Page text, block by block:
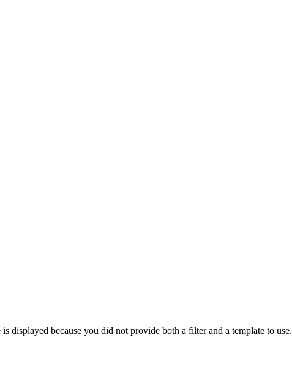
displayed because you did not provide both a filter and a template to use.